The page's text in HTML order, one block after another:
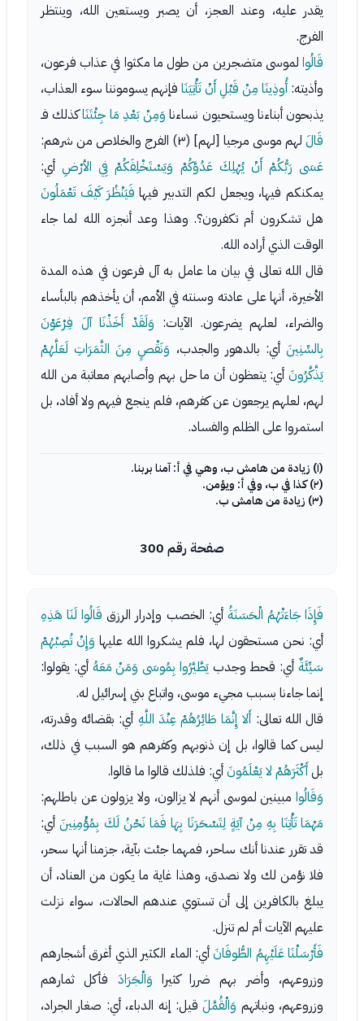
يقدر عليه، وعند العجز، أن يصبر ويستعين الله، وينتظر
الفرج.
قَالُوا لموسى متضجرين من طول ما مكثوا في عذاب فرعون،
وأذيته:أُوذِينَا مِنْ قَبْلِ أَنْ تَأْتِيَنَافإنهم يسوموننا سوء العذاب،
يذبحون أبناءنا ويستحيون نساءنا وَمِنْ بَعْدِ مَا جِئْتَنَاكذلك فـ
قَالَ لهم موسى مرجيا [لهم] (٣) الفرج والخلاص من شرهم:
عَسَى رَبُّكُمْ أَنْ يُهْلِكَ عَدُوَّكُمْ وَيَسْتَخْلِفَكُمْ فِي الأرْضِأي:
يمكنكم فيها، ويجعل لكم التدبير فيها فَيَنْظُرَ كَيْفَ تَعْمَلُونَ
هل تشكرون أم تكفرون؟. وهذا وعد أنجزه الله لما جاء
الوقت الذي أراده الله.
قال الله تعالى في بيان ما عامل به آل فرعون في هذه المدة
الأخيرة، أنها على عادته وسنته في الأمم، أن يأخذهم بالبأساء
والضراء، لعلهم يضرعون. الآيات: وَلَقَدْ أَخَذْنَا آلَ فِرْعَوْنَ
بِالسِّنِينَأي: بالدهور والجدب، وَنَقْصٍ مِنَ الثَّمَرَاتِ لَعَلَّهُمْ
يَذَّكَّرُونَ أي: يتعظون أن ما حل بهم وأصابهم معاتبة من الله
لهم، لعلهم يرجعون عن كفرهم، فلم ينجع فيهم ولا أفاد، بل
استمروا على الظلم والفساد.
(١) زيادة من هامش ب، وهي في أ: آمنا بربنا.
(٢) كذا في ب، وفي أ: ويؤمن.
(٣) زيادة من هامش ب.
صفحة رقم 300
فَإِذَا جَاءَتْهُمُ الْحَسَنَةُ أي: الخصب وإدرار الرزق قَالُوا لَنَا هَذِهِ
أي: نحن مستحقون لها، فلم يشكروا الله عليها وَإِنْ تُصِبْهُمْ
سَيِّئَةٌ أي: قحط وجدبيَطَّيَّرُوا بِمُوسَى وَمَنْ مَعَهُ أي: يقولوا:
إنما جاءنا بسبب مجيء موسى، واتباع بني إسرائيل له.
قال الله تعالى: أَلا إِنَّمَا طَائِرُهُمْ عِنْدَ اللَّهِ أي: بقضائه وقدرته،
ليس كما قالوا، بل إن ذنوبهم وكفرهم هو السبب في ذلك،
بلأَكْثَرَهُمْ لا يَعْلَمُونَأي: فلذلك قالوا ما قالوا.
وَقَالُوا مبينين لموسى أنهم لا يزالون، ولا يزولون عن باطلهم:
مَهْمَا تَأْتِنَا بِهِ مِنْ آيَةٍ لِتَسْحَرَنَا بِهَا فَمَا نَحْنُ لَكَ بِمُؤْمِنِينَأي:
قد تقرر عندنا أنك ساحر، فمهما جئت بآية، جزمنا أنها سحر،
فلا نؤمن لك ولا نصدق، وهذا غاية ما يكون من العناد، أن
يبلغ بالكافرين إلى أن تستوي عندهم الحالات، سواء نزلت
عليهم الآيات أم لم تنزل.
فَأَرْسَلْنَا عَلَيْهِمُ الطُّوفَانَأي: الماء الكثير الذي أغرق أشجارهم
وزروعهم، وأضر بهم ضررا كثيرا وَالْجَرَادَ فأكل ثمارهم
وزروعهم، ونباتهم وَالْقُمَّلَقيل: إنه الدباء، أي: صغار الجراد،